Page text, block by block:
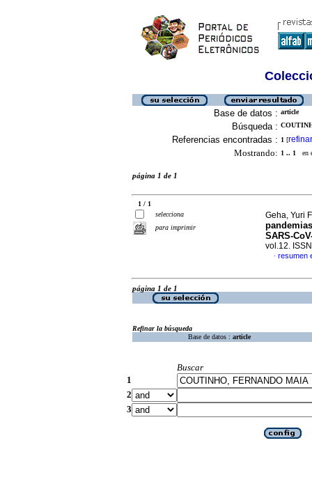
Base de datos : article
Búsqueda :
Referencias encontradas : 1 [refinar
Mostrando: 1 .. 1 en
página 1 de 1
1 / 1
selecciona
para imprimir
Geha, Yuri
SARS-
vol.12.
· resumen
página 1 de 1
Refinar la búsqueda
Base de datos : article
Buscar
1
2
3